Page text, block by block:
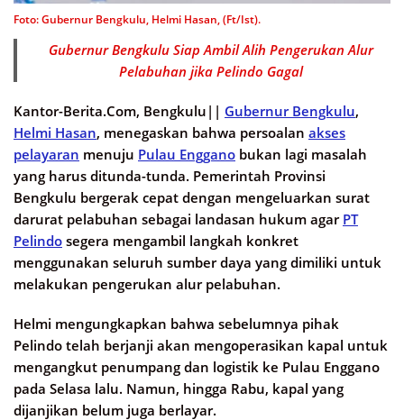
Foto: Gubernur Bengkulu, Helmi Hasan, (Ft/Ist).
Gubernur Bengkulu Siap Ambil Alih Pengerukan Alur
Pelabuhan jika Pelindo Gagal
Kantor-Berita.Com, Bengkulu|| Gubernur Bengkulu,
Helmi Hasan, menegaskan bahwa persoalan akses
pelayaran menuju Pulau Enggano bukan lagi masalah
yang harus ditunda-tunda. Pemerintah Provinsi
Bengkulu bergerak cepat dengan mengeluarkan surat
darurat pelabuhan sebagai landasan hukum agar PT
Pelindo segera mengambil langkah konkret
menggunakan seluruh sumber daya yang dimiliki untuk
melakukan pengerukan alur pelabuhan.
Helmi mengungkapkan bahwa sebelumnya pihak
Pelindo telah berjanji akan mengoperasikan kapal untuk
mengangkut penumpang dan logistik ke Pulau Enggano
pada Selasa lalu. Namun, hingga Rabu, kapal yang
dijanjikan belum juga berlayar.